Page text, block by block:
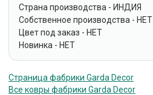
Страна производства - ИНДИЯ
Собственное производства - НЕТ
Цвет под заказ - НЕТ
Новинка - НЕТ
Страница фабрики Garda Decor
Все ковры фабрики Garda Decor